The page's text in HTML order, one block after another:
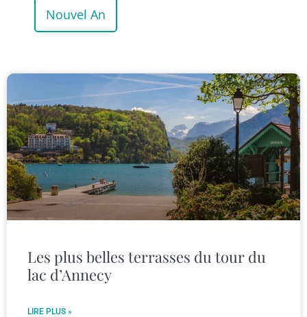
Nouvel An
Les plus belles terrasses du tour du
lac d’Annecy
LIRE PLUS »